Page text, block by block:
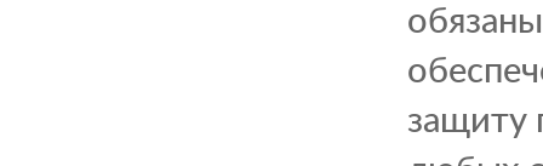
защиту